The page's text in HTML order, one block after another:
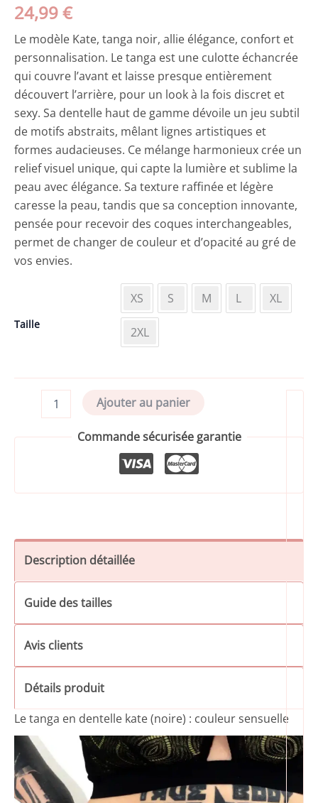
24,99€
Le modèle Kate, tanga noir, allie élégance, confort et
personnalisation. Le tanga est une culotte échancrée
qui couvre l’avant et laisse presque entièrement
découvert l’arrière, pour un look à la fois discret et
sexy. Sa dentelle haut de gamme dévoile un jeu subtil
de motifs abstraits, mêlant lignes artistiques et
formes audacieuses. Ce mélange harmonieux crée un
relief visuel unique, qui capte la lumière et sublime la
peau avec élégance. Sa texture raffinée et légère
caresse la peau, tandis que sa conception innovante,
pensée pour recevoir des coques interchangeables,
permet de changer de couleur et d’opacité au gré de
vos envies.
Taille
XS S M L XL
2XL
dentelle
Ajouter au panier
Commande sécurisée garantie
Description détaillée
Guide des tailles
Avis clients
Détails produit
Le tanga en dentelle kate (noire) : couleur sensuelle